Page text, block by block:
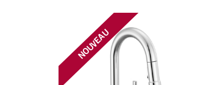
NOUVEAU